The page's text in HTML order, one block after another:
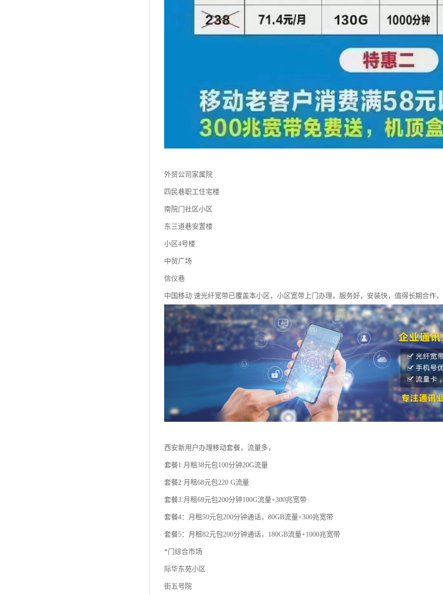
外贸公司家属院
四民巷职工住宅楼
南院门社区小区
东三道巷安置楼
小区4号楼
中贸广场
信仪巷
中国移动:速光纤宽带已覆盖本小区，小区宽带上门办理，服务好，安装快，值得长期合作
西安新用户办理移动套餐，流量多，
套餐1:月租38元包100分钟20G流量
套餐2:月租68元包220 G流量
套餐3:月租69元包200分钟100G流量+300兆宽带
套餐4：月租50元包200分钟通话，80GB流量+300兆宽带
套餐5：月租82元包200分钟通话，180GB流量+1000兆宽带
*门综合市场
际华东苑小区
街五号院